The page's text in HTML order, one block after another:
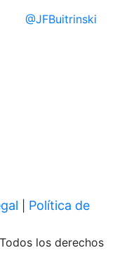
@JFBuitrinski
Política de
los derechos